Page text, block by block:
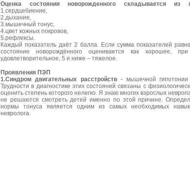
Оценка состояния новорожденного складывается из
1.сердцебиение,
2.дыхание,
3.мышечный тонус,
4.цвет кожных покровов,
5.рефлексы.
Каждый показатель даёт 2 балла. Если сумма показателей
состояние новорождённого оценивается как хорошее,
удовлетворительное, 5 и ниже – тяжелое.
Проявления ПЭП
1.Синдром двигательных расстройств- мышечной гипотонии
Трудности в диагностике этих состояний связаны с
оценить степень которого нелегко. Я знаю многих взрослых
не решаются смотреть детей именно по этой причине.
нормы тонуса является одним из самых необходимых
невролога.